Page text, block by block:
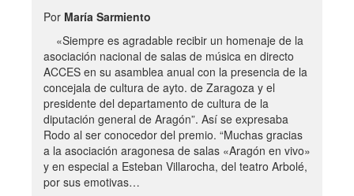
Por María Sarmiento
«Siempre es agradable recibir un homenaje de la
asociación nacional de salas de música en directo
ACCES en su asamblea anual con la presencia de la
concejala de cultura de ayto. de Zaragoza y el
presidente del departamento de cultura de la
diputación general de Aragón”. Así se expresaba
Rodo al ser conocedor del premio. “Muchas gracias
a la asociación aragonesa de salas «Aragón en vivo»
y en especial a Esteban Villarocha, del teatro Arbolé,
por sus emotivas…